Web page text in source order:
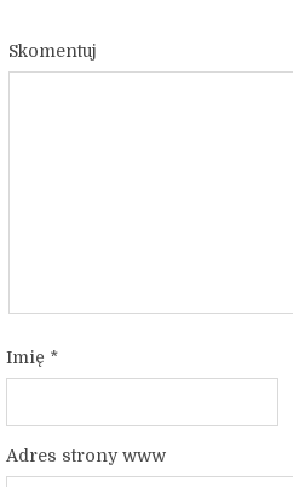
Skomentuj
Imię *
Adres strony www